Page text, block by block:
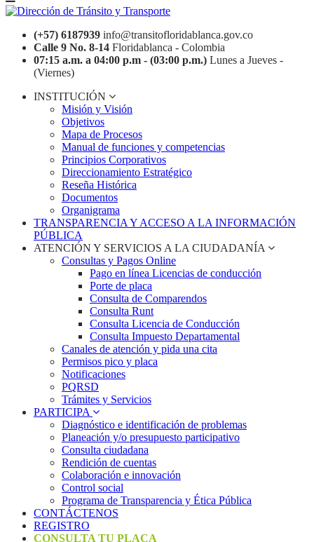
(+57) 6187939 info@transitofloridablanca.gov.co
Calle 9 No. 8-14 Floridablanca - Colombia
07:15 a.m. a 04:00 p.m - (03:00 p.m.) Lunes a Jueves -
(Viernes)
INSTITUCIÓN
Misión y Visión
Objetivos
Mapa de Procesos
Manual de funciones y competencias
Principios Corporativos
Direccionamiento Estratégico
Reseña Histórica
Documentos
Organigrama
TRANSPARENCIA Y ACCESO A LA INFORMACIÓN
PÚBLICA
ATENCIÓN Y SERVICIOS A LA CIUDADANÍA
Consultas y Pagos Online
Pago en línea Licencias de conducción
Porte de placa
Consulta de Comparendos
Consulta Runt
Consulta Licencia de Conducción
Consulta Impuesto Departamental
Canales de atención y pida una cita
Permisos pico y placa
Notificaciones
PQRSD
Trámites y Servicios
PARTICIPA
Diagnóstico e identificación de problemas
Planeación y/o presupuesto participativo​
Consulta ciudadana
Rendición de cuentas
Colaboración e innovación
Control social
Programa de Transparencia y Ética Pública
CONTÁCTENOS
REGISTRO
CONSULTA TU PLACA